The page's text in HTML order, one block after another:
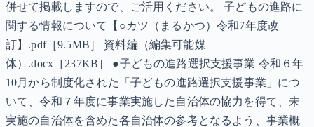
併せて掲載しますので、ご活用ください。 子どもの進路に
関する情報について【○カツ（まるかつ）令和7年度改
訂】.pdf［9.5MB］ 資料編（編集可能媒
体）.docx［237KB］ ●子どもの進路選択支援事業 令和６年
10月から制度化された「子どもの進路選択支援事業」につ
いて、令和７年度に事業実施した自治体の協力を得て、未
実施の自治体を含めた各自治体の参考となるよう、事業概